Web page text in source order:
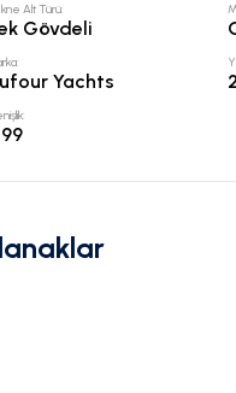
Alt Türü:
Gövdeli
:
Yachts
: